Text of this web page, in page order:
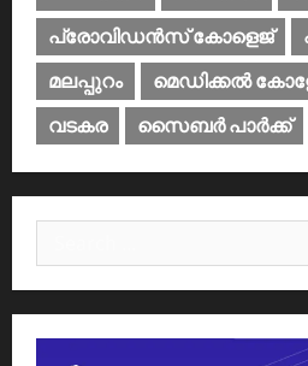
പ്രോവിഡന്‍സ് കോളെജ്‌
മലപ്പുറം
മെഡിക്കൽ
വടകര
സൈബര്‍ പാര്‍ക്ക്‌
for: